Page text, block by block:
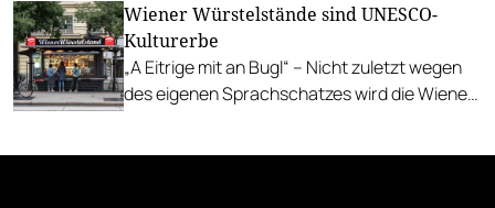
Oktopus und Branzino im Ganzen.
Wiener Würstelstände sind UNESCO-
Kulturerbe
„A Eitrige mit an Bugl“ – Nicht zuletzt wegen
des eigenen Sprachschatzes wird die Wiener